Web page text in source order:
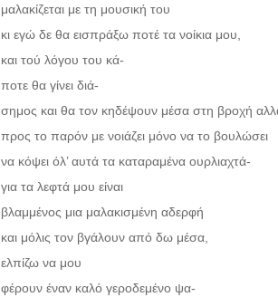
μαλακίζεται με τη μουσική του
κι εγώ δε θα εισπράξω ποτέ τα νοίκια μου,
και τού λόγου του κά-
ποτε θα γίνει διά-
σημος και θα τον κηδέψουν μέσα στη βροχή
προς το παρόν με νοιάζει μόνο να το βουλώσει
να κόψει όλ’ αυτά τα καταραμένα ουρλιαχτά-
για τα λεφτά μου είναι
βλαμμένος μια μαλακισμένη αδερφή
και μόλις τον βγάλουν από δω μέσα,
ελπίζω να μου
φέρουν έναν καλό γεροδεμένο ψα-